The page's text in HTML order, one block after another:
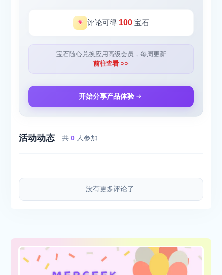
评论可得 100宝石
宝石随心兑换应用高级会员，每周更新
前往查看 >>
开始分享产品体验
活动动态 共0 人参加
没有更多评论了